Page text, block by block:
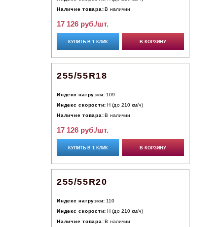
Наличие товара: В наличии
17 126 руб./шт.
КУПИТЬ В 1 КЛИК В КОРЗИНУ
255/55R18
Индекс нагрузки: 109
Индекс скорости: H (до 210 км/ч)
Наличие товара: В наличии
17 126 руб./шт.
КУПИТЬ В 1 КЛИК В КОРЗИНУ
255/55R20
Индекс нагрузки: 110
Индекс скорости: H (до 210 км/ч)
Наличие товара: В наличии